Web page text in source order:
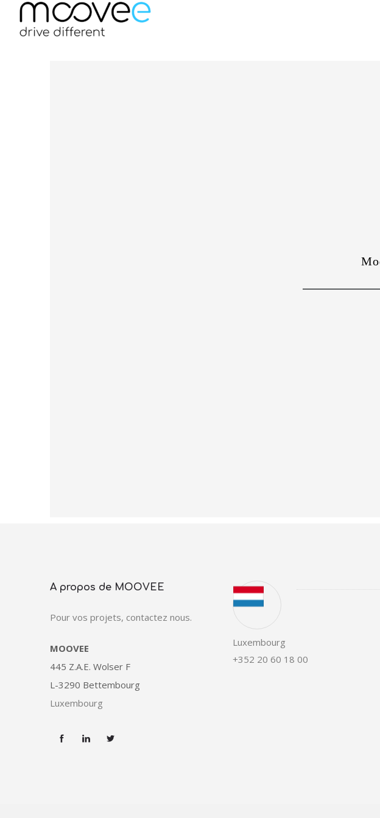
A propos de MOOVEE
Pour vos projets, contactez nous.
MOOVEE
445 Z.A.E. Wolser F
L-3290 Bettembourg
Luxembourg
Luxembourg
+352 20 60 18 00